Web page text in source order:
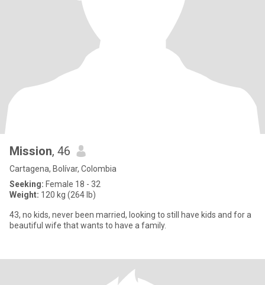
Mission, 46
Cartagena, Bolívar, Colombia
Seeking: Female 18 - 32
Weight: 120 kg (264 lb)
43, no kids, never been married, looking to still have kids and for a
beautiful wife that wants to have a family.